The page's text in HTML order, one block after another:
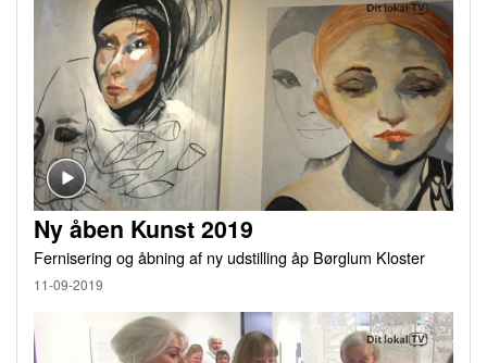
Ny åben Kunst 2019
Fernisering og åbning af ny udstilling åp Børglum Kloster
11-09-2019